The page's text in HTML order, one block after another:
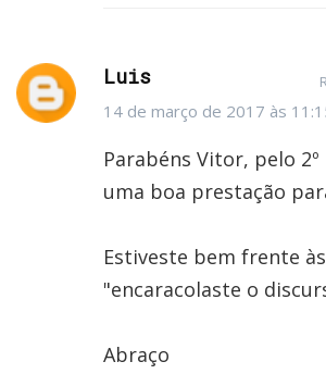
Luis
14 de março de 2017 às
Parabéns Vitor, pelo
uma boa prestação
Estiveste bem frente
"encaracolaste o
Abraço